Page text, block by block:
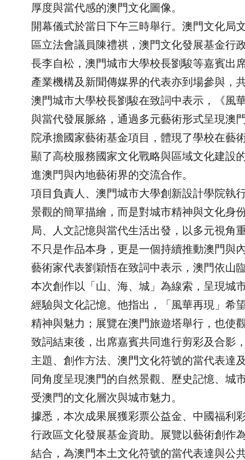
厚度與當代感的澳門文化圖像。
開幕儀式於當日下午三時舉行。澳門文化局
區立法會議員陳禮祺，澳門文化發展基金行
長李自松，澳門城市大學校長劉駿等嘉賓出
產業機構及新聞傳媒界的代表亦到場參與，
澳門城市大學校長劉駿在致詞中表示，《風
與當代發展脈絡，通過多元藝術形式呈現澳
院承擔國家藝術基金項目，體現了學校在藝
顯了高校服務國家文化戰略與區域文化建設
進澳門與內地藝術界的交流合作。
項目負責人、澳門城市大學創新設計學院執
景觀的簡單描繪，而是對城市精神與文化身
局、人文記憶與當代生活出發，以多元視角
不只是作品本身，更是一個持續推動澳門與
藝術家代表劉穎悟在致詞中表示，澳門依山
本次創作以「山、海、城」為線索，呈現城
經驗與文化記憶。他指出，「風華再現」希
精神與魅力；展覽在澳門旅遊塔舉行，也使
致詞結束後，出席嘉賓共同進行剪彩及合影
主題、創作方法、澳門文化符號的當代表達
同角度呈現澳門的自然景觀、歷史記憶、城
受澳門的文化層次與城市魅力。
據悉，本次成果展獲彩票公益金、中國福利
行政區文化發展基金資助。展覽以藝術創作
結合，為澳門本土文化符號的當代表達與公